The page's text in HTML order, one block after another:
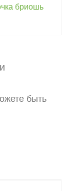
бриошь
быть